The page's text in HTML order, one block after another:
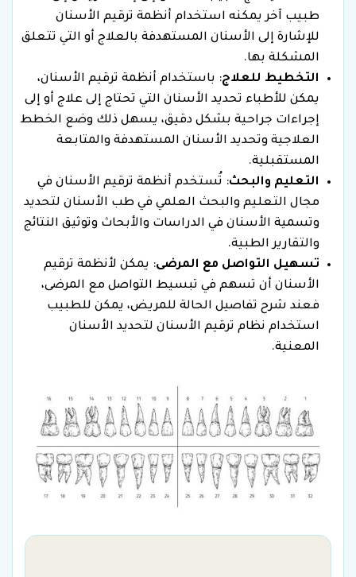
طبيب آخر يمكنه استخدام أنظمة ترقيم الأسنان
للإشارة إلى الأسنان المستهدفة بالعلاج أو التي تتعلق
المشكلة بها.
التخطيط للعلاج: باستخدام أنظمة ترقيم الأسنان،
يمكن للأطباء تحديد الأسنان التي تحتاج إلى علاج أو إلى
إجراءات جراحية بشكل دقيق، يسهل ذلك وضع الخطط
العلاجية وتحديد الأسنان المستهدفة والمتابعة
المستقبلية.
التعليم والبحث: تُستخدم أنظمة ترقيم الأسنان في
مجال التعليم والبحث العلمي في طب الأسنان لتحديد
وتسمية الأسنان في الدراسات والأبحاث وتوثيق النتائج
والتقارير الطبية.
تسهيل التواصل مع المرضى: يمكن لأنظمة ترقيم
الأسنان أن تسهم في تبسيط التواصل مع المرضى،
فعند شرح تفاصيل الحالة للمريض، يمكن للطبيب
استخدام نظام ترقيم الأسنان لتحديد الأسنان
المعنية.